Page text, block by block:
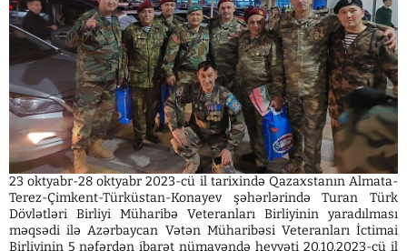
23 oktyabr-28 oktyabr 2023-cü il tarixində Qazaxstanın Almata-
Terez-Çimkent-Türküstan-Konayev şəhərlərində Turan Türk
Dövlətləri Birliyi Müharibə Veteranları Birliyinin yaradılması
məqsədi ilə Azərbaycan Vətən Müharibəsi Veteranları İctimai
Birliyinin 5 nəfərdən ibarət nümayəndə heyyəti 20.10.2023-cü il